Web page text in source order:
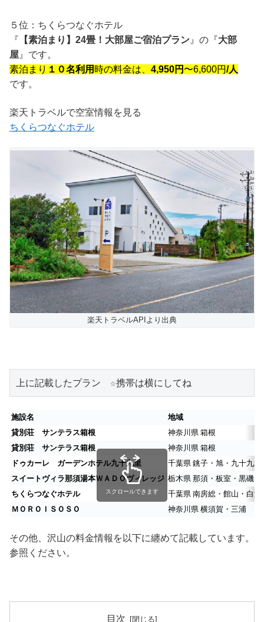
５位：ちくらつなぐホテル
『
【素泊まり】24畳！大部屋ご宿泊プラン』の『 大部
屋』です。
素泊まり １０名利用 時の料金は、 4,950円 〜6,600円/人
です。
楽天トラベルで空室情報を見る
ちくらつなぐホテル
楽天トラベルAPIより出典
上に記載したプラン　☆携帯は横にしてね
施設名
地域
貸別荘 サンテラス箱根
神奈川県 箱根
貸別荘 サンテラス箱根
神奈川県 箱根
ドゥカーレ ガーデンホテル九十九里
千葉県 銚子・旭・九十九
スイートヴィラ那須湯本ＷＡＤＯヴィレッジ 栃木県 那須・板室・黒磯
ちくらつなぐホテル
千葉県 南房総・館山・白浜
ＭＯＲＯＩＳＯＳＯ
神奈川県 横須賀・三浦
スクロールできます
その他、沢山の料金情報を以下に纏めて記載しています。
参照ください。
目次